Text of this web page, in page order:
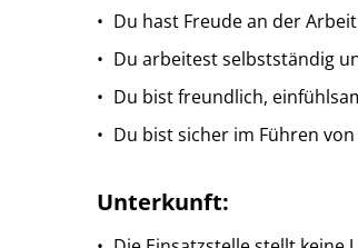
Du hast Freude an der
Du arbeitest selbstständig
Du bist freundlich,
Du bist sicher im Führen
Unterkunft: